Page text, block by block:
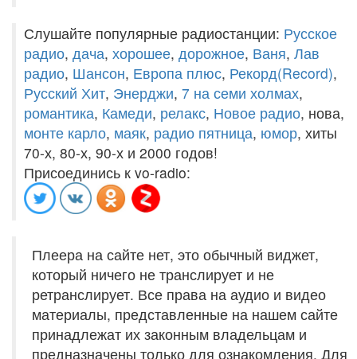
Слушайте популярные радиостанции: Русское
радио, дача, хорошее, дорожное, Ваня, Лав
радио, Шансон, Европа плюс, Рекорд(Record),
Русский Хит, Энерджи, 7 на семи холмах,
романтика, Камеди, релакс, Новое радио, нова,
монте карло, маяк, радио пятница, юмор, хиты
70-х, 80-х, 90-х и 2000 годов!
Присоединись к vo-radio:
Плеера на сайте нет, это обычный виджет,
который ничего не транслирует и не
ретранслирует. Все права на аудио и видео
материалы, представленные на нашем сайте
принадлежат их законным владельцам и
предназначены только для ознакомления. Для